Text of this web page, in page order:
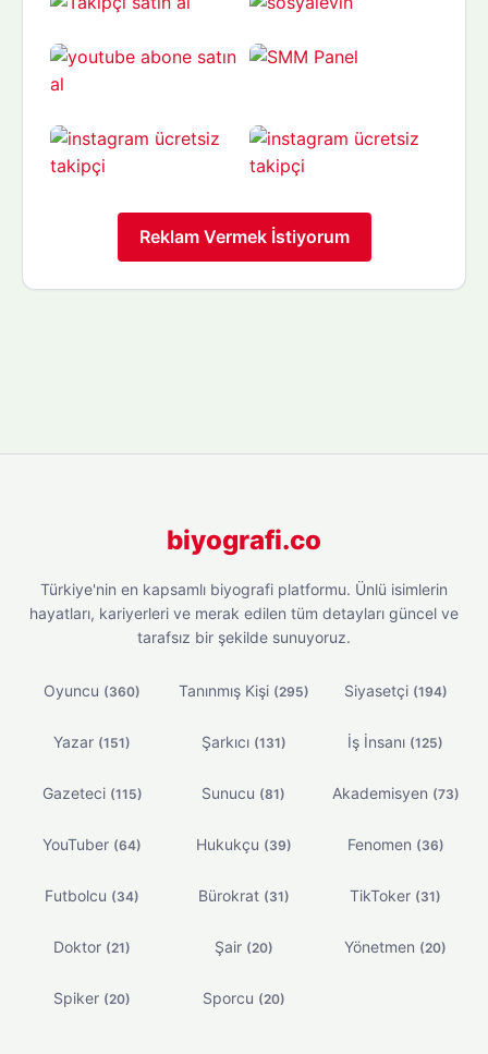
Reklam Vermek İstiyorum
biyografi.co
Türkiye'nin en kapsamlı biyografi platformu. Ünlü isimlerin
hayatları, kariyerleri ve merak edilen tüm detayları güncel ve
tarafsız bir şekilde sunuyoruz.
Oyuncu (360) Tanınmış Kişi (295) Siyasetçi (194)
Yazar (151) Şarkıcı (131) İş İnsanı (125)
Gazeteci (115) Sunucu (81) Akademisyen (73)
YouTuber (64) Hukukçu (39) Fenomen (36)
Futbolcu (34) Bürokrat (31) TikToker (31)
Doktor (21) Şair (20) Yönetmen (20)
Spiker (20) Sporcu (20)